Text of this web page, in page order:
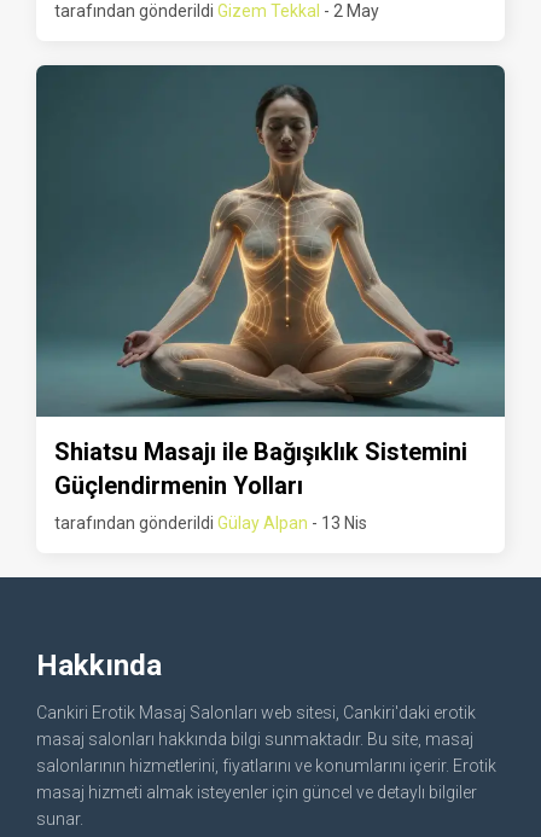
tarafından gönderildi Gizem Tekkal - 2 May
Shiatsu Masajı ile Bağışıklık Sistemini
Güçlendirmenin Yolları
tarafından gönderildi Gülay Alpan - 13 Nis
Hakkında
Cankiri Erotik Masaj Salonları web sitesi, Cankiri'daki erotik
masaj salonları hakkında bilgi sunmaktadır. Bu site, masaj
salonlarının hizmetlerini, fiyatlarını ve konumlarını içerir. Erotik
masaj hizmeti almak isteyenler için güncel ve detaylı bilgiler
sunar.